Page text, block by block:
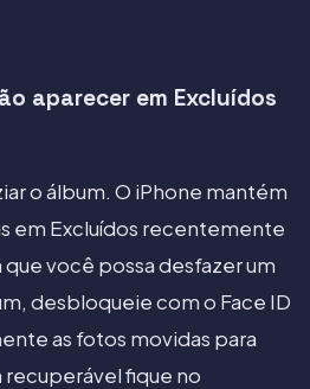
aparecer em Excluídos
o álbum. O iPhone mantém
em Excluídos recentemente
você possa desfazer um
desbloqueie com o Face ID
as fotos movidas para
fique no